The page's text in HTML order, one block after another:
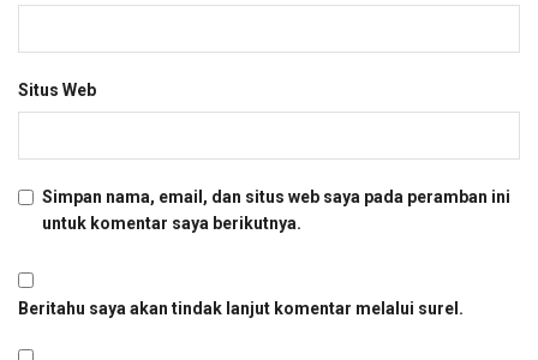
Situs Web
Simpan nama, email, dan situs web saya pada peramban ini
untuk komentar saya berikutnya.
Beritahu saya akan tindak lanjut komentar melalui surel.